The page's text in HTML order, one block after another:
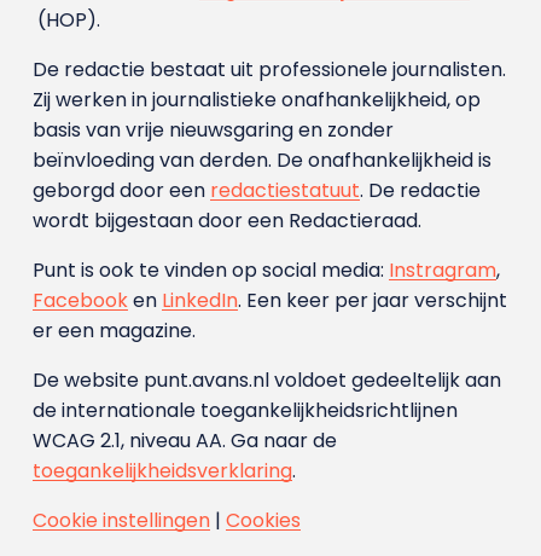
(HOP).
De redactie bestaat uit professionele journalisten.
Zij werken in journalistieke onafhankelijkheid, op
basis van vrije nieuwsgaring en zonder
beïnvloeding van derden. De onafhankelijkheid is
geborgd door een redactiestatuut. De redactie
wordt bijgestaan door een Redactieraad.
Punt is ook te vinden op social media: Instragram,
Facebooken LinkedIn. Een keer per jaar verschijnt
er een magazine.
De website punt.avans.nl voldoet gedeeltelijk aan
de internationale toegankelijkheidsrichtlijnen
WCAG 2.1, niveau AA. Ga naar de
toegankelijkheidsverklaring.
Cookie instellingen| Cookies